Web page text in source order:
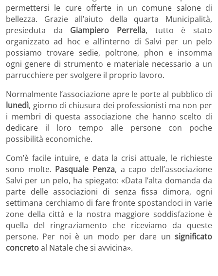
permettersi le cure offerte in un comune salone di
bellezza. Grazie all’aiuto della quarta Municipalità,
presieduta da Giampiero Perrella, tutto è stato
organizzato ad hoc e all’interno di Salvi per un pelo
possiamo trovare sedie, poltrone, phon e insomma
ogni genere di strumento e materiale necessario a un
parrucchiere per svolgere il proprio lavoro.
Normalmente l’associazione apre le porte al pubblico di
lunedì, giorno di chiusura dei professionisti ma non per
i membri di questa associazione che hanno scelto di
dedicare il loro tempo alle persone con poche
possibilità economiche.
Com’è facile intuire, e data la crisi attuale, le richieste
sono molte. Pasquale Penza, a capo dell’associazione
Salvi per un pelo, ha spiegato: «Data l’alta domanda da
parte delle associazioni di senza fissa dimora, ogni
settimana cerchiamo di fare fronte spostandoci in varie
zone della città e la nostra maggiore soddisfazione è
quella del ringraziamento che riceviamo da queste
persone. Per noi è un modo per dare un significato
concretoal Natale che si avvicina».